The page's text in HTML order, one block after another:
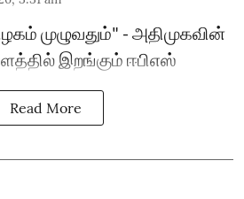
முழுவதும்" - அதிமுகவின்
களத்தில் இறங்கும் ஈபிஎஸ்
Read More